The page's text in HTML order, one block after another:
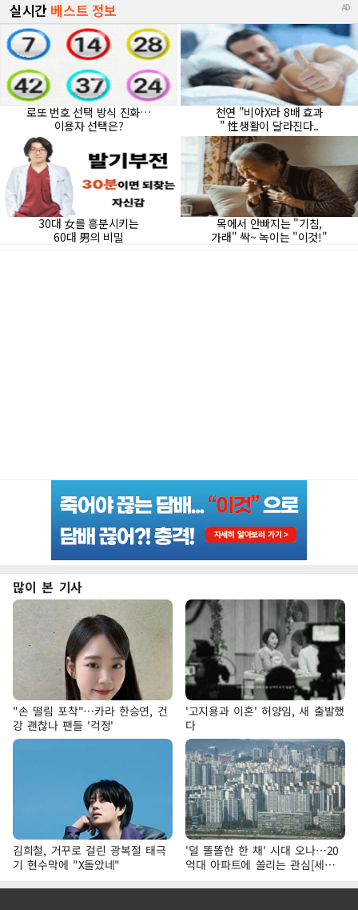
많이 본 기사
"손 떨림 포착"…카라 한승연, 건
강 괜찮나 팬들 '걱정'
'고지용과 이혼' 허양임, 새 출발했
다
김희철, 거꾸로 걸린 광복절 태극
기 현수막에 "X돌았네"
'덜 똘똘한 한 채' 시대 오나…20
억대 아파트에 쏠리는 관심[세제
개편, 그 이후②]